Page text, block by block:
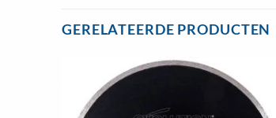
GERELATEERDE PRODUCTEN
Toevoegen
aan